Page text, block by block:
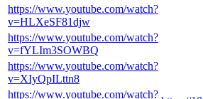
https://www.youtube.com/watch?
v=HLXeSF81djw
https://www.youtube.com/watch?
v=fYLIm3SOWBQ
https://www.youtube.com/watch?
v=XIyQpILttn8
https://www.youtube.com/watch?